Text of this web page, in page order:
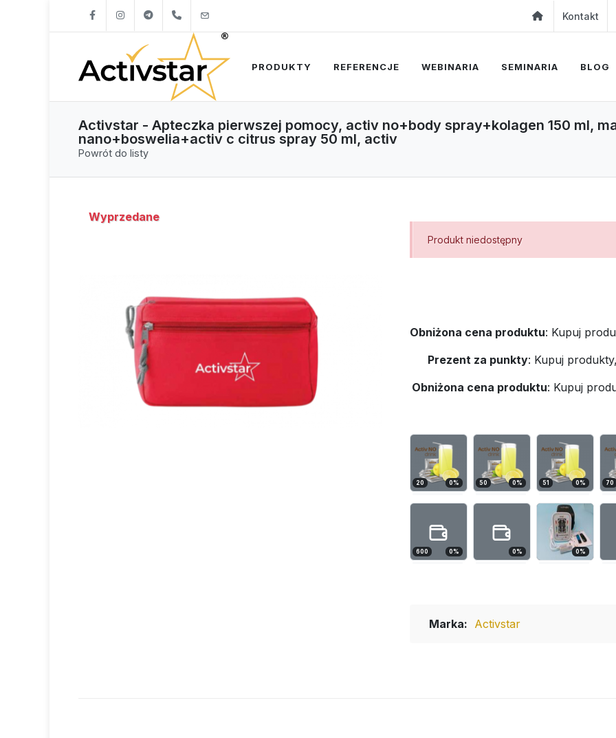
+421904262747 Kontakt
PRODUKTY REFERENCJE WEBINARIA SEMINARIA BLOG
Activstar - Apteczka pierwszej pomocy, activ no+body spray+kolagen 150 ml,
nano+boswelia+activ c citrus spray 50 ml, activ
Powrót do listy
Wyprzedane
Produkt niedostępny
Obniżona cena produktu: Kupuj
Prezent za punkty: Kupuj
Obniżona cena produktu: Kupuj
20 0% 50 0% 51 0% 70
600 0% 0% 0%
Marka: Activstar